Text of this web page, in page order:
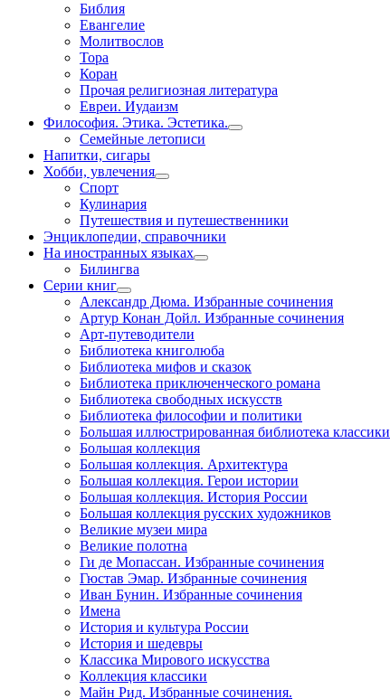
Библия
Евангелие
Молитвослов
Тора
Коран
Прочая религиозная литература
Евреи. Иудаизм
Философия. Этика. Эстетика.
Семейные летописи
Напитки, сигары
Хобби, увлечения
Спорт
Кулинария
Путешествия и путешественники
Энциклопедии, справочники
На иностранных языках
Билингва
Серии книг
Александр Дюма. Избранные сочинения
Артур Конан Дойл. Избранные сочинения
Арт-путеводители
Библиотека книголюба
Библиотека мифов и сказок
Библиотека приключенческого романа
Библиотека свободных искусств
Библиотека философии и политики
Большая иллюстрированная библиотека классики
Большая коллекция
Большая коллекция. Архитектура
Большая коллекция. Герои истории
Большая коллекция. История России
Большая коллекция русских художников
Великие музеи мира
Великие полотна
Ги де Мопассан. Избранные сочинения
Гюстав Эмар. Избранные сочинения
Иван Бунин. Избранные сочинения
Имена
История и культура России
История и шедевры
Классика Мирового искусства
Коллекция классики
Майн Рид. Избранные сочинения.